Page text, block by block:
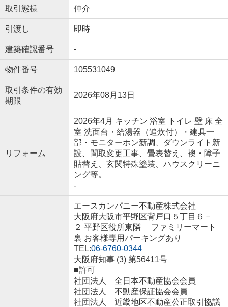
取引態様 仲介
引渡し 即時
建築確認番号 -
物件番号 105531049
取引条件の有効
期限
2026年08月13日
リフォーム
2026年4月 キッチン 浴室 トイレ 壁 床 全
室 洗面台・給湯器（追炊付）・建具一
部・モニターホン新調、ダウンライト新
設、間取変更工事、畳表替え、襖・障子
貼替え、玄関特殊塗装、ハウスクリーニ
ング等。
-
エースカンパニー不動産株式会社
大阪府大阪市平野区背戸口５丁目６－
２ 平野区役所東隣 ファミリーマート
裏 お客様専用パーキングあり
TEL:06-6760-0344
大阪府知事 (3) 第56411号
■許可
社団法人 全日本不動産協会会員
社団法人 不動産保証協会会員
社団法人 近畿地区不動産公正取引協議